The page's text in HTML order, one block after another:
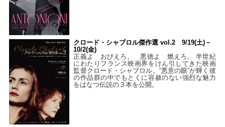
クロード・シャブロル傑作選 vol.2 9/19(土)－
10/2(金)
正義よ おびえろ。 悪徳よ 燃えろ。 半世紀
にわたりフランス映画界をけん引してきた映画
監督クロード・シャブロル。“悪意の眼”が輝く彼
の作品群の中でもとくに容赦のない強烈な魅力
をはなつ伝説の３本を公開。